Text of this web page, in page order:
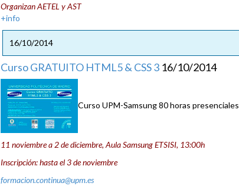
Organizan AETEL y AST
+info
16/10/2014
Curso GRATUITO HTML5 & CSS 3 16/10/2014
Curso UPM-Samsung 80 horas presenciales
11 noviembre a 2 de diciembre, Aula Samsung ETSISI, 13:00h
Inscripción: hasta el 3 de noviembre
formacion.continua@upm.es